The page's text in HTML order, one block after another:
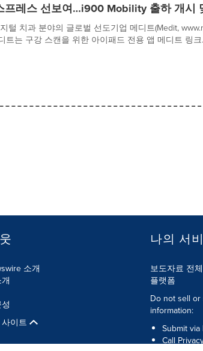
프레스 선보여…i900 Mobility 출하 개시
털 치과 분야의 글로벌 선도기업 메디트(Medit,
는 구강 스캔을 위한 아이패드 전용 앱 메디트 링크
소개
이트
나의 서
보도자료 전체
플랫폼
Do not sell
information:
Submit via
Call